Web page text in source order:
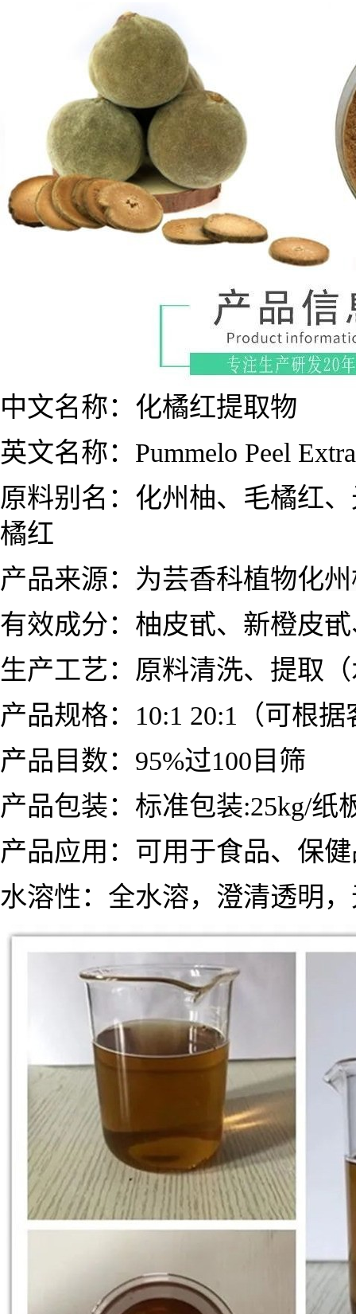
中文名称： 化橘红提取物
英文名称： Pummelo Peel
原料别名： 化州柚、毛橘红
橘红
产品来源： 为芸香科植物化
有效成分：柚皮甙、新橙皮
生产工艺：原料清洗、提取
产品规格：10:1 20:1（可根
产品目数：95%过100目筛
产品包装：标准包装:25kg/纸
产品应用： 可用于食品、保
水溶性：全水溶，澄清透明